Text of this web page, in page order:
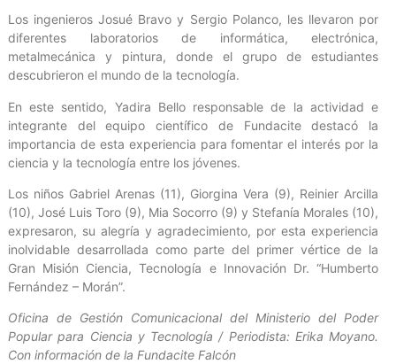
Los ingenieros Josué Bravo y Sergio Polanco, les llevaron por
diferentes laboratorios de informática, electrónica,
metalmecánica y pintura, donde el grupo de estudiantes
descubrieron el mundo de la tecnología.
En este sentido, Yadira Bello responsable de la actividad e
integrante del equipo científico de Fundacite destacó la
importancia de esta experiencia para fomentar el interés por la
ciencia y la tecnología entre los jóvenes.
Los niños Gabriel Arenas (11), Giorgina Vera (9), Reinier Arcilla
(10), José Luis Toro (9), Mia Socorro (9) y Stefanía Morales (10),
expresaron, su alegría y agradecimiento, por esta experiencia
inolvidable desarrollada como parte del primer vértice de la
Gran Misión Ciencia, Tecnología e Innovación Dr. “Humberto
Fernández – Morán”.
Oficina de Gestión Comunicacional del Ministerio del Poder
Popular para Ciencia y Tecnología / Periodista: Erika Moyano.
Con información de la Fundacite Falcón